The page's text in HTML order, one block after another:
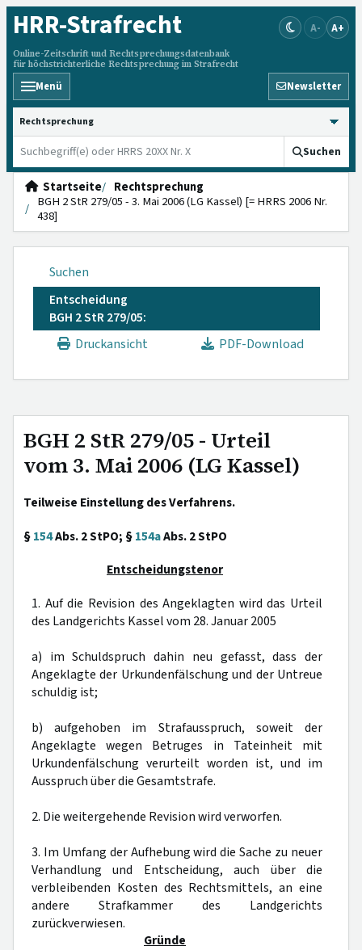
HRR-Strafrecht
Online-Zeitschrift und Rechtsprechungsdatenbank
für höchstrichterliche Rechtsprechung im Strafrecht
A- A+
Menü Newsletter
HRRS durchsuchen
Suchen
Startseite
Rechtsprechung
BGH 2 StR 279/05 - 3. Mai 2006 (LG Kassel) [= HRRS 2006 Nr.
438]
Suchen
Entscheidung
BGH 2 StR 279/05:
Druckansicht
PDF-Download
BGH 2 StR 279/05 - Urteil
vom 3. Mai 2006 (LG Kassel)
Teilweise Einstellung des Verfahrens.
§154Abs. 2 StPO; §154aAbs. 2 StPO
Entscheidungstenor
1. Auf die Revision des Angeklagten wird das Urteil
des Landgerichts Kassel vom 28. Januar 2005
a) im Schuldspruch dahin neu gefasst, dass der
Angeklagte der Urkundenfälschung und der Untreue
schuldig ist;
b) aufgehoben im Strafausspruch, soweit der
Angeklagte wegen Betruges in Tateinheit mit
Urkundenfälschung verurteilt worden ist, und im
Ausspruch über die Gesamtstrafe.
2. Die weitergehende Revision wird verworfen.
3. Im Umfang der Aufhebung wird die Sache zu neuer
Verhandlung und Entscheidung, auch über die
verbleibenden Kosten des Rechtsmittels, an eine
andere Strafkammer des Landgerichts
zurückverwiesen.
Gründe